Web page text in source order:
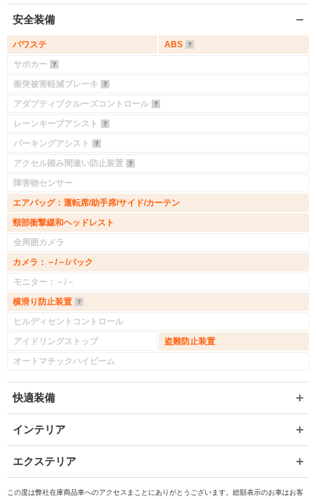
安全装備
パワステ
ABS
サポカー
衝突被害軽減ブレーキ
アダプティブクルーズコントロール
レーンキープアシスト
パーキングアシスト
アクセル踏み間違い防止装置
障害物センサー
エアバッグ：運転席/助手席/サイド/カーテン
頸部衝撃緩和ヘッドレスト
全周囲カメラ
カメラ：－/－/バック
モニター：－/－
横滑り防止装置
ヒルディセントコントロール
アイドリングストップ
盗難防止装置
オートマチックハイビーム
快適装備
インテリア
エクステリア
この度は弊社在庫商品車へのアクセスまことにありがとうございます。総額表示のお車はお客